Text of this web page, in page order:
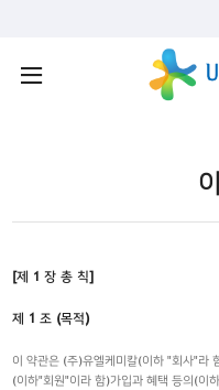
[제 1 장 총 칙]
제 1 조 (목적)
이 약관은 (주)유엘케미칼(이하 "회사"라
(이하"회원"이라 함)가입과 혜택 등의(이